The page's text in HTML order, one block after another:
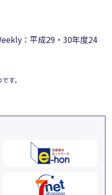
：平成29・30年度24
す。